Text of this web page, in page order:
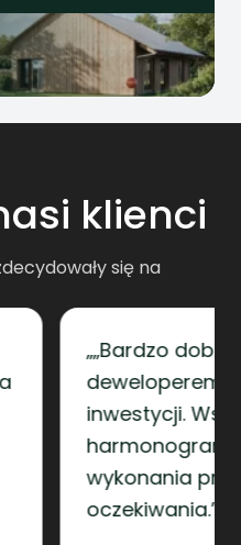
klienci
się na
z
etapie
zgodnie z
nasze